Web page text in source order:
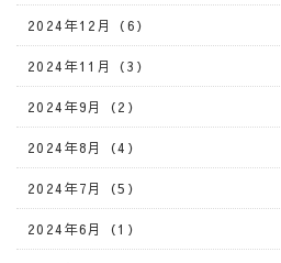
2024年12月（6）
2024年11月（3）
2024年9月（2）
2024年8月（4）
2024年7月（5）
2024年6月（1）